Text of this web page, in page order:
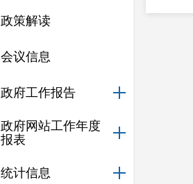
政策解读
会议信息
政府工作报告
政府网站工作年度
报表
统计信息